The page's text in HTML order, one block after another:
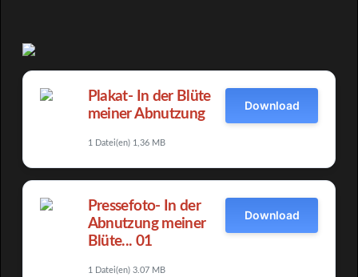
Plakat- In der Blüte
meiner Abnutzung
1 Datei(en) 1,36 MB
Download
Pressefoto- In der
Abnutzung meiner
Blüte... 01
1 Datei(en) 3.07 MB
Download